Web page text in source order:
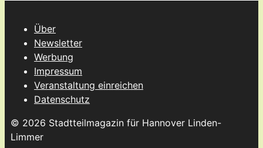
Über
Newsletter
Werbung
Impressum
Veranstaltung einreichen
Datenschutz
© 2026 Stadtteilmagazin für Hannover Linden-
Limmer